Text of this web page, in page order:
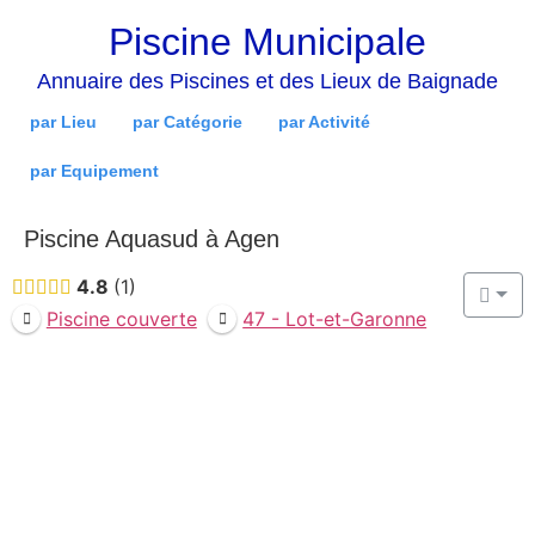
Piscine Municipale
Annuaire des Piscines et des Lieux de Baignade
par Lieu par Catégorie par Activité
par Equipement
Piscine Aquasud à Agen
4.8 1
Piscine couverte
47 - Lot-et-Garonne